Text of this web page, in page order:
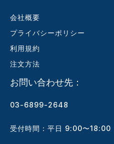
会社概要
プライバシーポリシー
利用規約
注文方法
お問い合わせ先：
03-6899-2648
受付時間：平日 9:00〜18:00